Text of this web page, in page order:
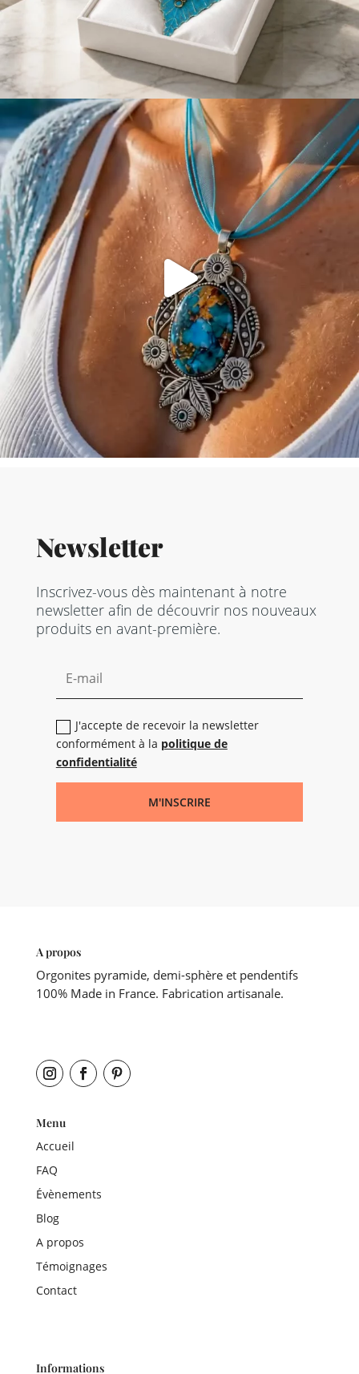
Newsletter
Inscrivez-vous dès maintenant à notre
newsletter afin de découvrir nos nouveaux
produits en avant-première.
J'accepte de recevoir la newsletter
conformément à la politique de
confidentialité
M'INSCRIRE
A propos
Orgonites pyramide, demi-sphère et pendentifs
100% Made in France. Fabrication artisanale.
Menu
Accueil
FAQ
Évènements
Blog
A propos
Témoignages
Contact
Informations